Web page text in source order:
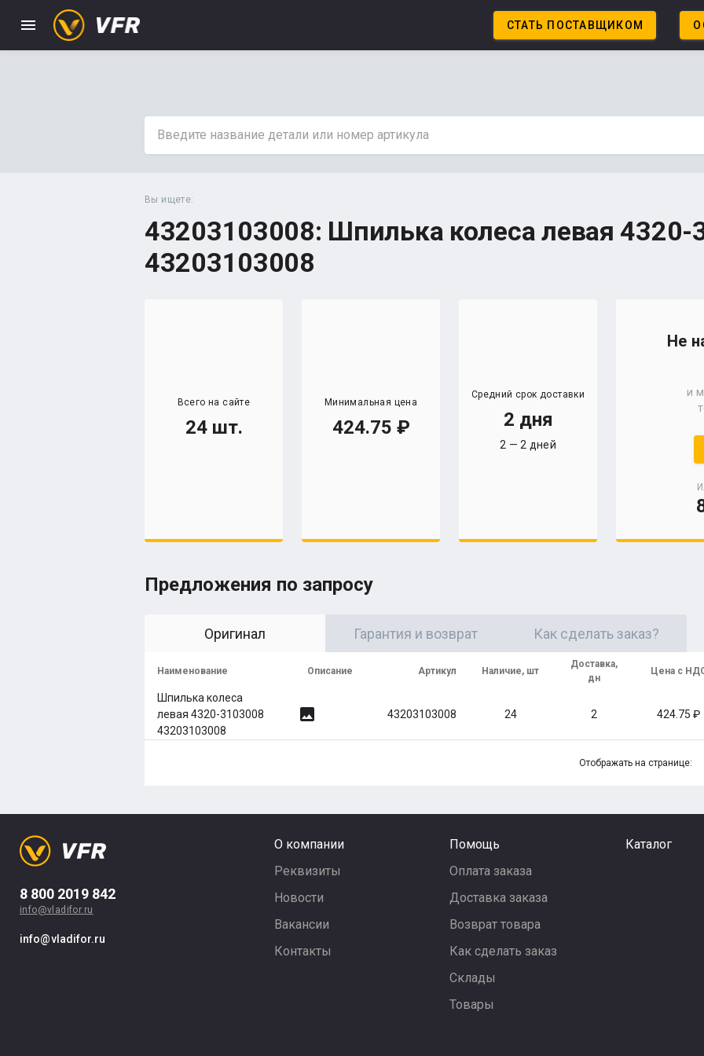
menu СТАТЬ ПОСТАВЩИКОМ
Вы ищете:
43203103008: Шпилька колеса левая 4320-
43203103008
Всего на сайте
24 шт.
Минимальная цена
424.75
Средний срок доставки
2 дня
2 — 2 дней
Не
и
Предложения по запросу
Оригинал Гарантия и возврат Как сделать заказ?
Наименование Описание Артикул Наличие, шт
Доставка,
дн
Цена с
Шпилька колеса
левая 4320-3103008
43203103008
image 43203103008 24 2 424.75
Отображать на странице:
8 800 2019 842
info@vladifor.ru
info@vladifor.ru
О компании
Реквизиты
Новости
Вакансии
Контакты
Помощь
Оплата заказа
Доставка заказа
Возврат товара
Как сделать заказ
Склады
Товары
Каталог